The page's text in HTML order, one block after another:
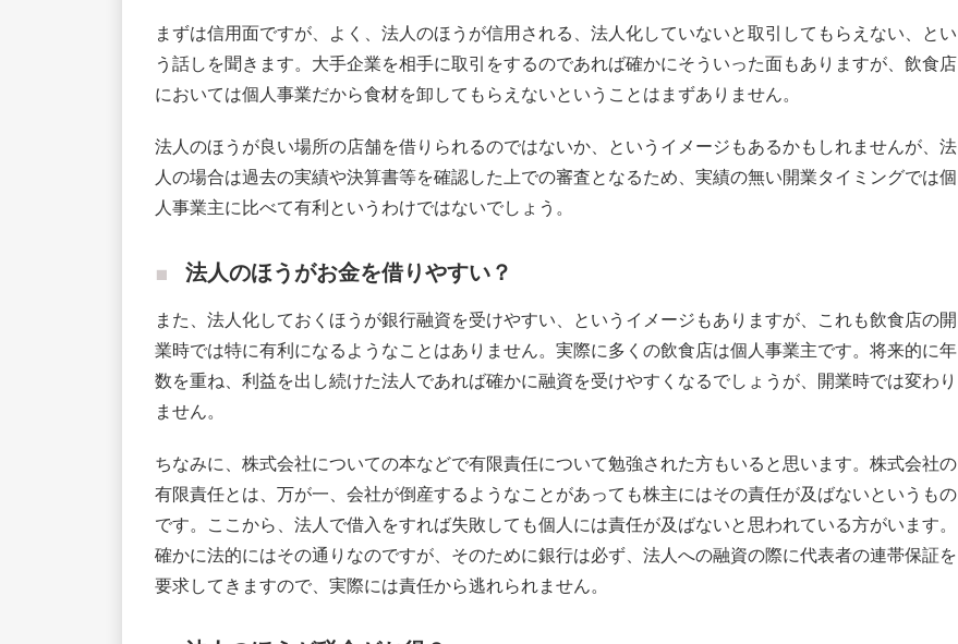
まずは信用面ですが、よく、法人のほうが信用される、法人化していないと取引してもらえない、とい
う話しを聞きます。大手企業を相手に取引をするのであれば確かにそういった面もありますが、飲食店
においては個人事業だから食材を卸してもらえないということはまずありません。
法人のほうが良い場所の店舗を借りられるのではないか、というイメージもあるかもしれませんが、法
人の場合は過去の実績や決算書等を確認した上での審査となるため、実績の無い開業タイミングでは個
人事業主に比べて有利というわけではないでしょう。
法人のほうがお金を借りやすい？
また、法人化しておくほうが銀行融資を受けやすい、というイメージもありますが、これも飲食店の開
業時では特に有利になるようなことはありません。実際に多くの飲食店は個人事業主です。将来的に年
数を重ね、利益を出し続けた法人であれば確かに融資を受けやすくなるでしょうが、開業時では変わり
ません。
ちなみに、株式会社についての本などで有限責任について勉強された方もいると思います。株式会社の
有限責任とは、万が一、会社が倒産するようなことがあっても株主にはその責任が及ばないというもの
です。ここから、法人で借入をすれば失敗しても個人には責任が及ばないと思われている方がいます。
確かに法的にはその通りなのですが、そのために銀行は必ず、法人への融資の際に代表者の連帯保証を
要求してきますので、実際には責任から逃れられません。